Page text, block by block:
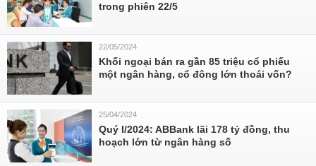
trong phiên 22/5
22/05/2024
Khối ngoại bán ra gần 85 triệu cổ phiếu
một ngân hàng, cổ đông lớn thoái vốn?
25/04/2024
Quý I/2024: ABBank lãi 178 tỷ đồng, thu
hoạch lớn từ ngân hàng số